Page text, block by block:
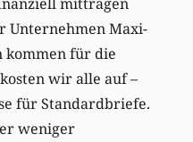
Unternehmen Maxi-
kommen für die
wir alle auf –
für Standardbriefe.
weniger